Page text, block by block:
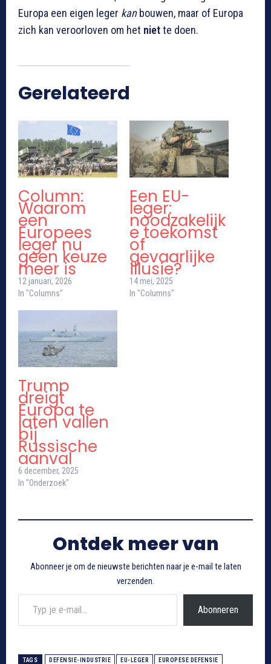
Europa een eigen leger kanbouwen, maar of Europa
zich kan veroorloven om het niette doen.
Gerelateerd
Column:
Waarom
een
Europees
leger nu
geen keuze
meer is
12 januari, 2026
In "Columns"
Een EU-
leger:
noodzakelijk
e toekomst
of
gevaarlijke
illusie?
14 mei, 2025
In "Columns"
Trump
dreigt
Europa te
laten vallen
bij
Russische
aanval
6 december, 2025
In "Onderzoek"
Ontdek meer van
Abonneer je om de nieuwste berichten naar je e-mail te laten
verzenden.
Typ je e-mail...
Abonneren
TAGS DEFENSIE-INDUSTRIE EU-LEGER EUROPESE DEFENSIE